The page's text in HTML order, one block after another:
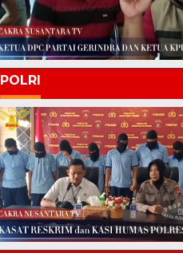
POLRI